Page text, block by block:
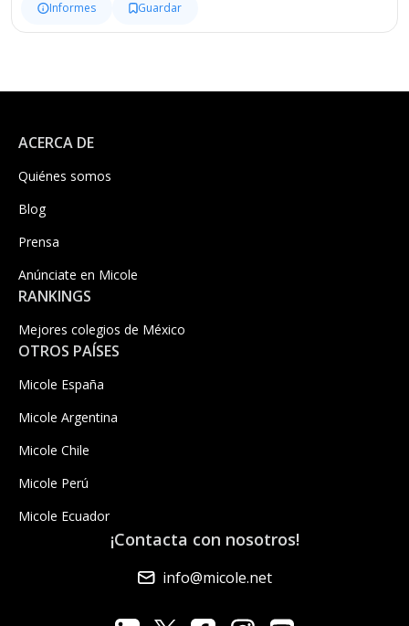
Informes Guardar
ACERCA DE
Quiénes somos
Blog
Prensa
Anúnciate en Micole
RANKINGS
Mejores colegios de México
OTROS PAÍSES
Micole España
Micole Argentina
Micole Chile
Micole Perú
Micole Ecuador
¡Contacta con nosotros!
info@micole.net